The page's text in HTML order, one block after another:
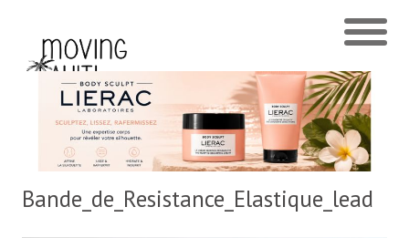
Bande_de_Resistance_Elastique_lead